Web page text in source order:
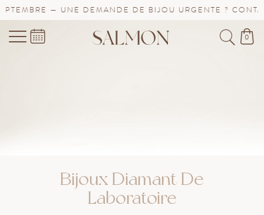
— UNE DEMANDE DE BIJOU URGENTE ?
0
Bijoux Diamant De
Laboratoire